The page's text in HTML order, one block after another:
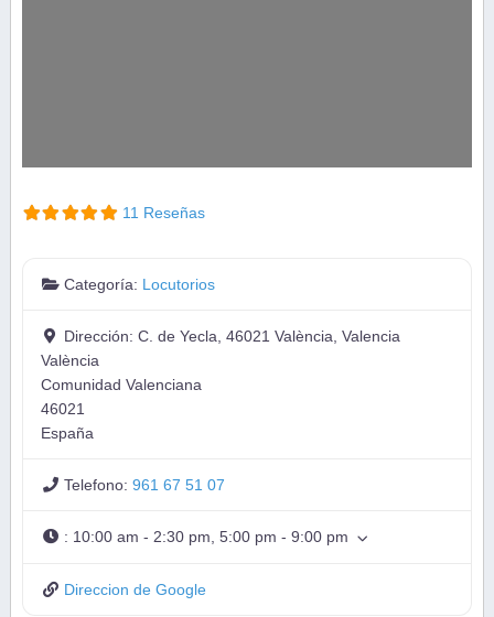
11 Reseñas
Categoría: Locutorios
Dirección:C. de Yecla, 46021 València, Valencia
València
Comunidad Valenciana
46021
España
Telefono:961 67 51 07
: 10:00 am - 2:30 pm, 5:00 pm - 9:00 pm
Direccion de Google